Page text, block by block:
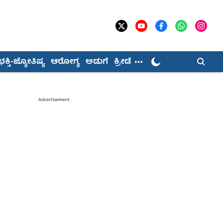
ಜ್ಯೋತಿಷ್ಯ ಆರೋಗ್ಯ ಅಡುಗೆ ಕ್ರೀಡೆ
Advertisement